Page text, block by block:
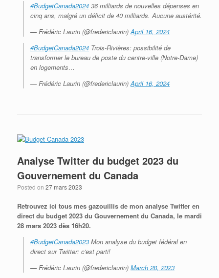
#BudgetCanada2024 36 milliards de nouvelles dépenses en
cinq ans, malgré un déficit de 40 milliards. Aucune austérité.
— Frédéric Laurin (@fredericlaurin) April 16, 2024
#BudgetCanada2024 Trois-Rivières: possibilité de
transformer le bureau de poste du centre-ville (Notre-Dame)
en logements…
— Frédéric Laurin (@fredericlaurin) April 16, 2024
Analyse Twitter du budget 2023 du
Gouvernement du Canada
Posted on 27 mars 2023
Retrouvez ici tous mes gazouillis de mon analyse Twitter en
direct du budget 2023 du Gouvernement du Canada, le mardi
28 mars 2023 dès 16h20.
#BudgetCanada2023 Mon analyse du budget fédéral en
direct sur Twitter: c'est parti!
— Frédéric Laurin (@fredericlaurin) March 28, 2023